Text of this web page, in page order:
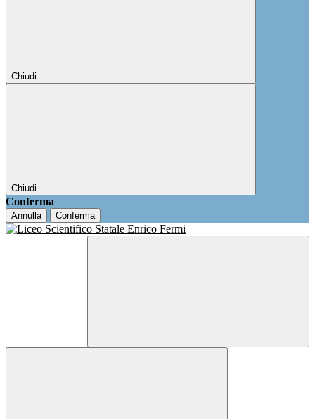
Chiudi
Chiudi
Conferma
Annulla Conferma